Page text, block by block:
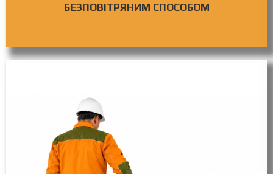
БЕЗПОВІТРЯНИМ СПОСОБОМ